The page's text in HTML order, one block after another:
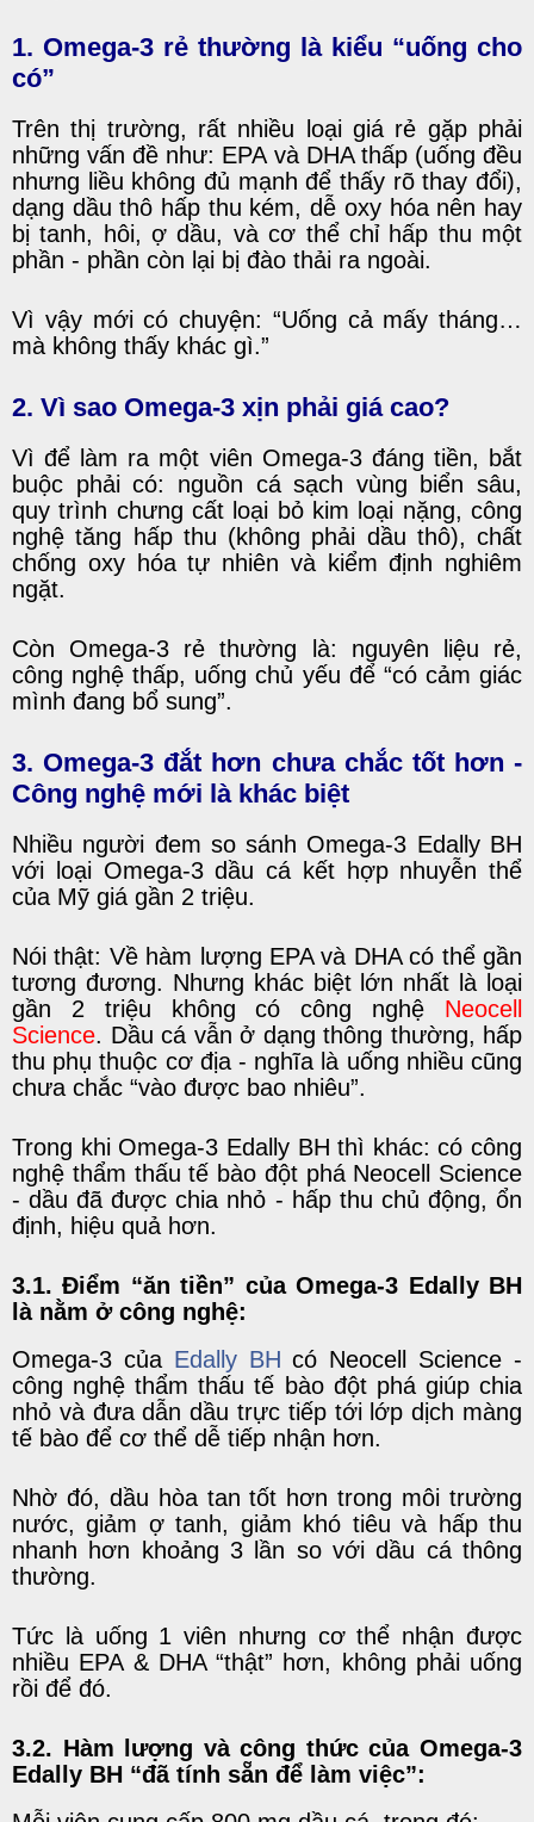
1. Omega-3 rẻ thường là kiểu “uống cho
có”
Trên thị trường, rất nhiều loại giá rẻ gặp phải
những vấn đề như: EPA và DHA thấp (uống đều
nhưng liều không đủ mạnh để thấy rõ thay đổi),
dạng dầu thô hấp thu kém, dễ oxy hóa nên hay
bị tanh, hôi, ợ dầu, và cơ thể chỉ hấp thu một
phần - phần còn lại bị đào thải ra ngoài.
Vì vậy mới có chuyện: “Uống cả mấy tháng…
mà không thấy khác gì.”
2. Vì sao Omega-3 xịn phải giá cao?
Vì để làm ra một viên Omega-3 đáng tiền, bắt
buộc phải có: nguồn cá sạch vùng biển sâu,
quy trình chưng cất loại bỏ kim loại nặng, công
nghệ tăng hấp thu (không phải dầu thô), chất
chống oxy hóa tự nhiên và kiểm định nghiêm
ngặt.
Còn Omega-3 rẻ thường là: nguyên liệu rẻ,
công nghệ thấp, uống chủ yếu để “có cảm giác
mình đang bổ sung”.
3. Omega-3 đắt hơn chưa chắc tốt hơn -
Công nghệ mới là khác biệt
Nhiều người đem so sánh Omega-3 Edally BH
với loại Omega-3 dầu cá kết hợp nhuyễn thể
của Mỹ giá gần 2 triệu.
Nói thật: Về hàm lượng EPA và DHA có thể gần
tương đương. Nhưng khác biệt lớn nhất là loại
gần 2 triệu không có công nghệ Neocell
Science. Dầu cá vẫn ở dạng thông thường, hấp
thu phụ thuộc cơ địa - nghĩa là uống nhiều cũng
chưa chắc “vào được bao nhiêu”.
Trong khi Omega-3 Edally BH thì khác: có công
nghệ thẩm thấu tế bào đột phá Neocell Science
- dầu đã được chia nhỏ - hấp thu chủ động, ổn
định, hiệu quả hơn.
3.1. Điểm “ăn tiền” của Omega-3 Edally BH
là nằm ở công nghệ:
Omega-3 của Edally BH có Neocell Science -
công nghệ thẩm thấu tế bào đột phá giúp chia
nhỏ và đưa dẫn dầu trực tiếp tới lớp dịch màng
tế bào để cơ thể dễ tiếp nhận hơn.
Nhờ đó, dầu hòa tan tốt hơn trong môi trường
nước, giảm ợ tanh, giảm khó tiêu và hấp thu
nhanh hơn khoảng 3 lần so với dầu cá thông
thường.
Tức là uống 1 viên nhưng cơ thể nhận được
nhiều EPA & DHA “thật” hơn, không phải uống
rồi để đó.
3.2. Hàm lượng và công thức của Omega-3
Edally BH “đã tính sẵn để làm việc”: